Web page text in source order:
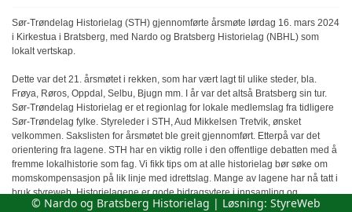
Sør-Trøndelag Historielag (STH) gjennomførte årsmøte lørdag 16. mars 2024
i Kirkestua i Bratsberg, med Nardo og Bratsberg Historielag (NBHL) som
lokalt vertskap.
Dette var det 21. årsmøtet i rekken, som har vært lagt til ulike steder, bla.
Frøya, Røros, Oppdal, Selbu, Bjugn mm. I år var det altså Bratsberg sin tur.
Sør-Trøndelag Historielag er et regionlag for lokale medlemslag fra tidligere
Sør-Trøndelag fylke. Styreleder i STH, Aud Mikkelsen Tretvik, ønsket
velkommen. Sakslisten for årsmøtet ble greit gjennomført. Etterpå var det
orientering fra lagene. STH har en viktig rolle i den offentlige debatten med å
fremme lokalhistorie som fag. Vi fikk tips om at alle historielag bør søke om
momskompensasjon på lik linje med idrettslag. Mange av lagene har nå tatt i
bruk styreweb. Historielagene er gode bidragsytere i innsamling og
registrering av gamle stedsnavn, noen har egne navnekomiteer som tar hånd
© Nardo og Bratsberg Historielag | Løsning: StyreWeb